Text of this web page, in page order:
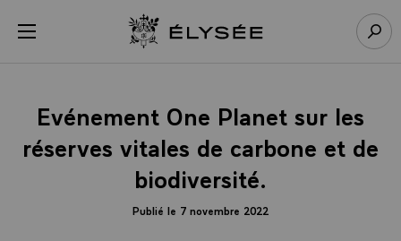
menu Retour à l’accueil Élysée
Evénement One Planet sur les
réserves vitales de carbone et de
biodiversité.
Publié le 7 novembre 2022
Panneau de gestion des cookies